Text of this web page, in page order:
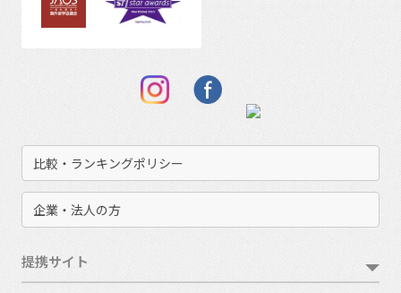
比較・ランキングポリシー
企業・法人の方
提携サイト